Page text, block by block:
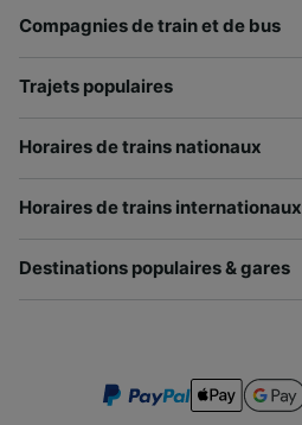
Compagnies de train et de bus
Trajets populaires
Horaires de trains nationaux
Horaires de trains internationaux
Destinations populaires & gares